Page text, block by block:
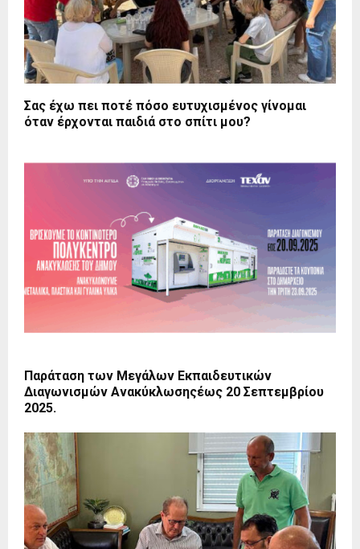
Σας έχω πει ποτέ πόσο ευτυχισμένος γίνομαι
όταν έρχονται παιδιά στο σπίτι μου?
Παράταση των Μεγάλων Εκπαιδευτικών
Διαγωνισμών Ανακύκλωσηςέως 20 Σεπτεμβρίου
2025.